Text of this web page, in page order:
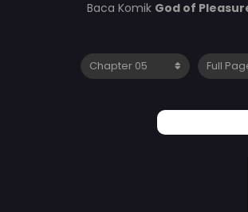
Baca Komik God of